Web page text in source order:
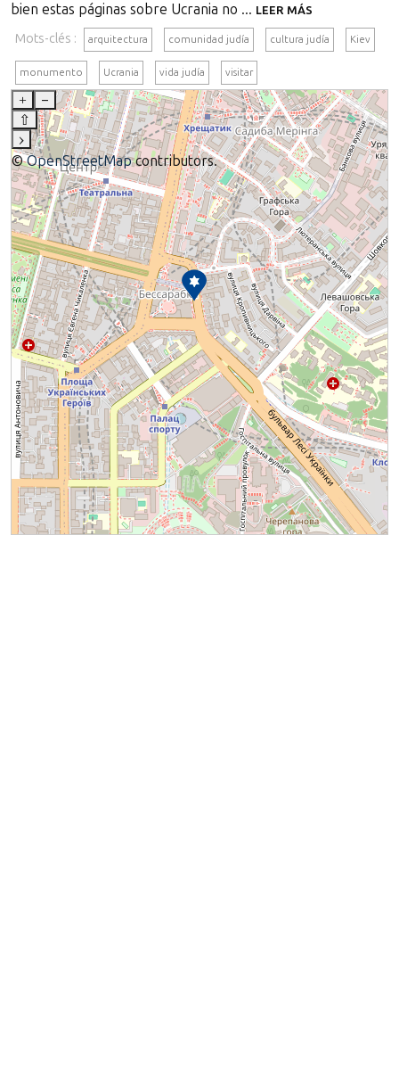
bien estas páginas sobre Ucrania no ... LEER MÁS
Mots-clés : arquitectura comunidad judía cultura judía Kiev
monumento Ucrania vida judía visitar
+
–
⇧
›
©OpenStreetMapcontributors.